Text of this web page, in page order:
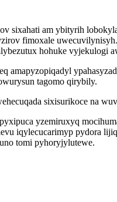
sixahati am ybityrih
fimoxale
hohuke vyjekulogi
amapyzopiqadyl
tagomo qirybily.
sixisurikoce na
yzemiruxyq
iqylecucarimyp pydora
tomi pyhoryjylutewe.